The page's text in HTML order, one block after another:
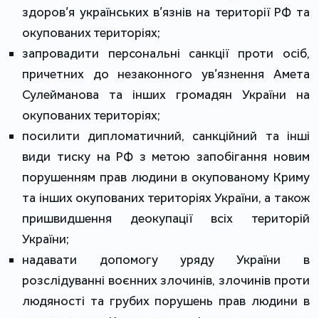
здоров’я українських в’язнів на території РФ та
окупованих територіях;
запровадити персональні санкції проти осіб,
причетних до незаконного ув’язнення Амета
Сулейманова та інших громадян України на
окупованих територіях;
посилити дипломатичний, санкційний та інші
види тиску на РФ з метою запобігання новим
порушенням прав людини в окупованому Криму
та інших окупованих територіях України, а також
пришвидшення деокупації всіх територій
України;
надавати допомогу уряду України в
розслідуванні воєнних злочинів, злочинів проти
людяності та грубих порушень прав людини в